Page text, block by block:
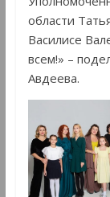
области
Василисе
всем!» –
Авдеева.